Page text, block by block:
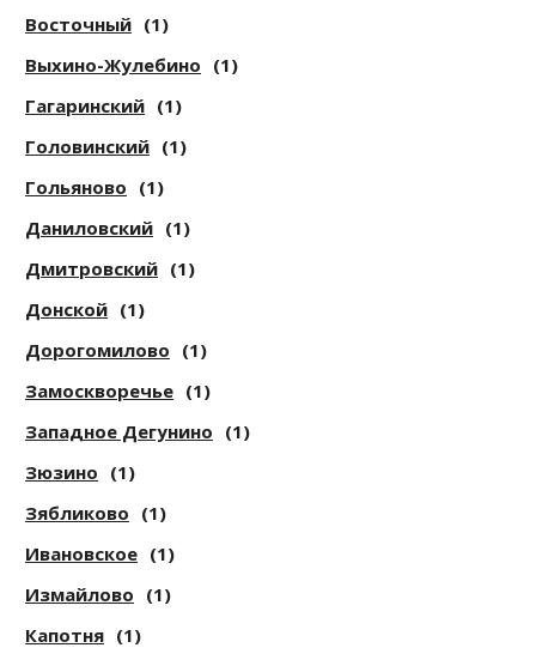
Восточный (1)
Выхино-Жулебино (1)
Гагаринский (1)
Головинский (1)
Гольяново (1)
Даниловский (1)
Дмитровский (1)
Донской (1)
Дорогомилово (1)
Замоскворечье (1)
Западное Дегунино (1)
Зюзино (1)
Зябликово (1)
Ивановское (1)
Измайлово (1)
Капотня (1)